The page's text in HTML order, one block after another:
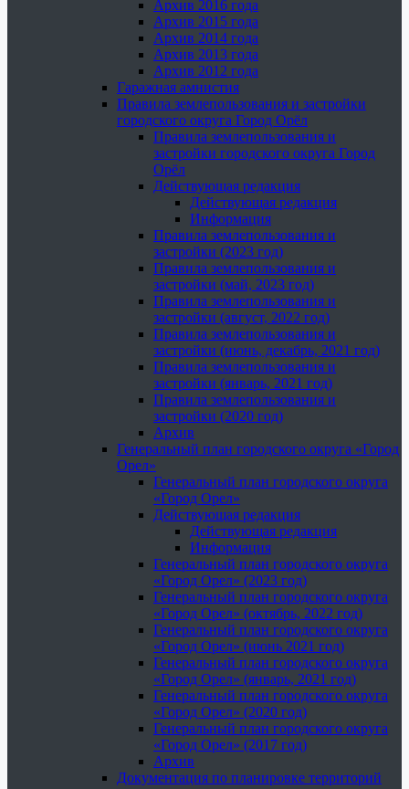
Архив 2016 года
Архив 2015 года
Архив 2014 года
Архив 2013 года
Архив 2012 года
Гаражная амнистия
Правила землепользования и застройки
городского округа Город Орёл
Правила землепользования и
застройки городского округа Город
Орёл
Действующая редакция
Действующая редакция
Информация
Правила землепользования и
застройки (2023 год)
Правила землепользования и
застройки (май, 2023 год)
Правила землепользования и
застройки (август, 2022 год)
Правила землепользования и
застройки (июнь, декабрь, 2021 год)
Правила землепользования и
застройки (январь, 2021 год)
Правила землепользования и
застройки (2020 год)
Архив
Генеральный план городского округа «Город
Орел»
Генеральный план городского округа
«Город Орел»
Действующая редакция
Действующая редакция
Информация
Генеральный план городского округа
«Город Орел» (2023 год)
Генеральный план городского округа
«Город Орел» (октябрь, 2022 год)
Генеральный план городского округа
«Город Орел» (июнь 2021 год)
Генеральный план городского округа
«Город Орел» (январь, 2021 год)
Генеральный план городского округа
«Город Орел» (2020 год)
Генеральный план городского округа
«Город Орел» (2017 год)
Архив
Документация по планировке территорий